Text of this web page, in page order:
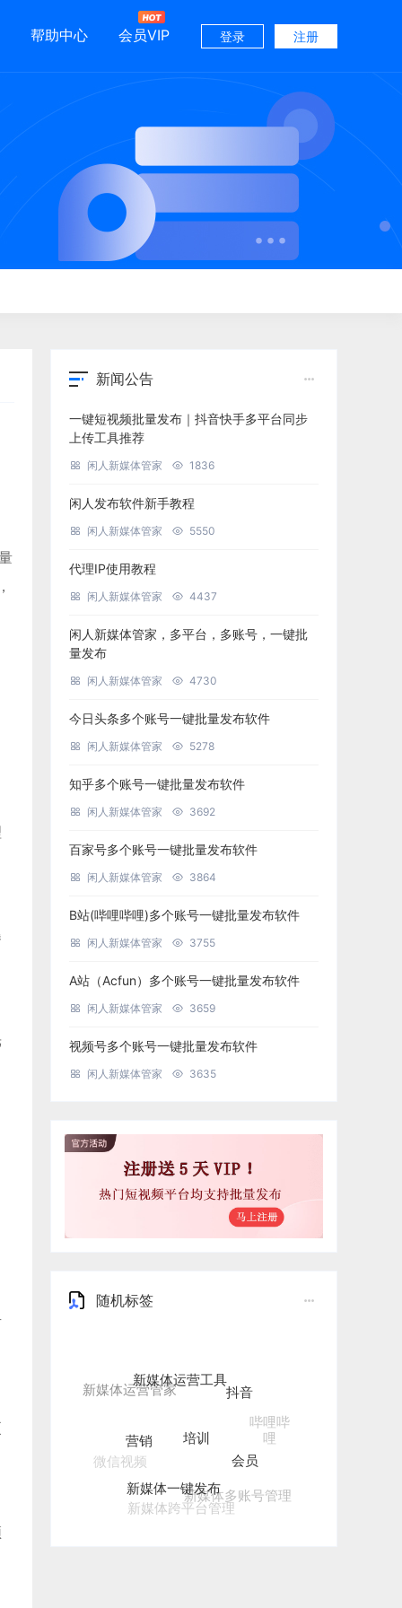
帮助中心 会员VIP 登录 注册
新闻公告
一键短视频批量发布｜抖音快手多平台同步
上传工具推荐
闲人新媒体管家 1836
闲人发布软件新手教程
闲人新媒体管家 5550
代理IP使用教程
闲人新媒体管家 4437
闲人新媒体管家，多平台，多账号，一键批
量发布
闲人新媒体管家 4730
今日头条多个账号一键批量发布软件
闲人新媒体管家 5278
知乎多个账号一键批量发布软件
闲人新媒体管家 3692
百家号多个账号一键批量发布软件
闲人新媒体管家 3864
B站(哔哩哔哩)多个账号一键批量发布软件
闲人新媒体管家 3755
A站（Acfun）多个账号一键批量发布软件
闲人新媒体管家 3659
视频号多个账号一键批量发布软件
闲人新媒体管家 3635
随机标签
哔哩哔
哩
微信视频
新媒体多账号管理
新媒体跨平台管理
新媒体一键发布